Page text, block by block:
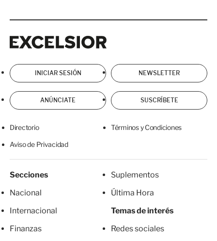
INICIAR SESIÓN NEWSLETTER
ANÚNCIATE SUSCRÍBETE
Directorio Términos y Condiciones
Aviso de Privacidad
Secciones
Nacional
Internacional
Finanzas
Suplementos
Última Hora
Temas de interés
Redes sociales